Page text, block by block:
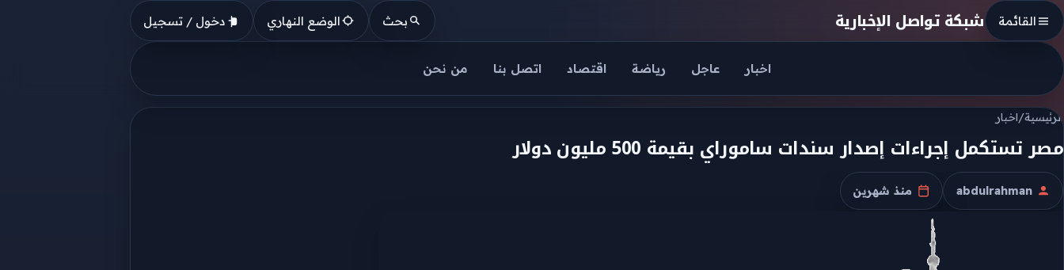
Skip to contentشبكة تواصل الإخبارية القائمة بحث الوضع النهاري دخول / تسجيل
اخبار عاجل رياضة اقتصاد اتصل بنا من نحن
الرئيسية/اخبار
مصر تستكمل إجراءات إصدار سندات ساموراي بقيمة 500 مليون دولار
الكاتب
abdulrahman
تاريخ النشر
منذ شهرين